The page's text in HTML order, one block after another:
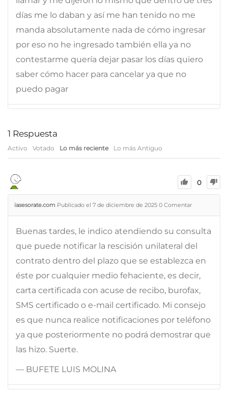
días me lo daban y así me han tenido no me
manda absolutamente nada de cómo ingresar
por eso no he ingresado también ella ya no
contestarme quería dejar pasar los días quiero
saber cómo hacer para cancelar ya que no
puedo pagar
1 Respuesta
Activo Votado Lo más reciente Lo más Antiguo
0
iasesorate.com Publicado el 7 de diciembre de 2025 0 Comentar
Buenas tardes, le indico atendiendo su consulta
que puede notificar la rescisión unilateral del
contrato dentro del plazo que se establezca en
éste por cualquier medio fehaciente, es decir,
carta certificada con acuse de recibo, burofax,
SMS certificado o e-mail certificado. Mi consejo
es que nunca realice notificaciones por teléfono
ya que posteriormente no podrá demostrar que
las hizo. Suerte.
— BUFETE LUIS MOLINA